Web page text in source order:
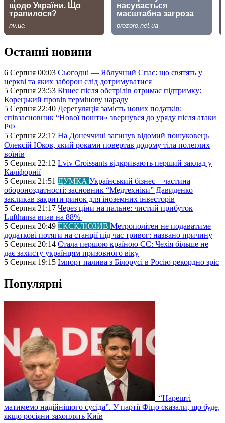
Останні новини
6 Серпня 00:03 Сьогодні — Яблучний Спас: що святять у
церкві та яких заборон слід дотримуватися
5 Серпня 23:53 Бізнес після обстрілів отримає підтримку:
Корецький провів термінову нараду
5 Серпня 22:40 Дерегуляція замість нових податків:
співзасновник “Нової пошти» звернувся до уряду після атаки
РФ
5 Серпня 22:17 На Донеччині загинув відомий пошуковець
Олексій Юков, який роками повертав додому тіла полеглих
воїнів
5 Серпня 22:12 Lviv Croissants відкривають перший заклад у
Каліфорнії
5 Серпня 21:51 ДУМКА Український бізнес – частина
обороноздатності: засновник “Медтехніки” Давиденко
закликав закрити ринок для іноземних інвесторів
5 Серпня 21:17 Через ціни на пальне: чистий прибуток
Lufthansa впав на 88%
5 Серпня 20:49 ЕКСКЛЮЗИВ Метрополітен не подаватиме
додаткові потяги на станції під час тривог: названо причину
5 Серпня 20:14 Стала першою країною ЄС: Чехія більше не
дає захисту українцям призовного віку
5 Серпня 19:15 Імпорт палива з Білорусі в Росію рекордно зріс
Популярні
“Нарешті
матимемо надійнішого сусіда”. У партії Фіцо сказали, що буде,
якщо росіяни захоплять Київ